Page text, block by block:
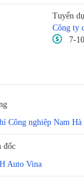
Tuyển
Công ty
7-
Công nghiệp Nam Hà
đốc
Auto Vina